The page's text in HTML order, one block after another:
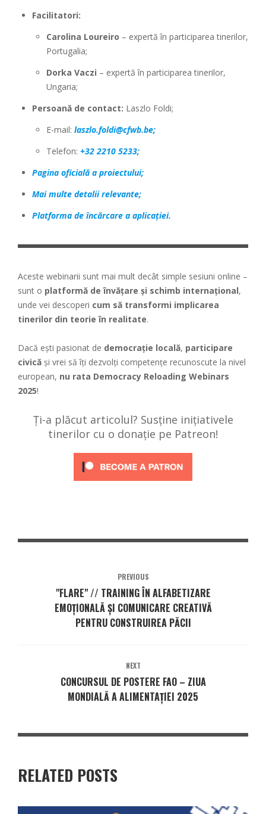
Facilitatori:
Carolina Loureiro – expertă în participarea tinerilor,
Portugalia;
Dorka Vaczi – expertă în participarea tinerilor,
Ungaria;
Persoană de contact: Laszlo Foldi;
E-mail: laszlo.foldi@cfwb.be;
Telefon: +32 2210 5233;
Pagina oficială a proiectului;
Mai multe detalii relevante;
Platforma de încărcare a aplicației.
Aceste webinarii sunt mai mult decât simple sesiuni online –
sunt o platformă de învățare și schimb internațional,
unde vei descoperi cum să transformi implicarea
tinerilor din teorie în realitate.
Dacă ești pasionat de democrație locală, participare
civică și vrei să îți dezvolți competențe recunoscute la nivel
european, nu rata Democracy Reloading Webinars
2025!
Ți-a plăcut articolul? Susține inițiativele
tinerilor cu o donație pe Patreon!
PREVIOUS
"FLARE" // TRAINING ÎN ALFABETIZARE
EMOȚIONALĂ ȘI COMUNICARE CREATIVĂ
PENTRU CONSTRUIREA PĂCII
NEXT
CONCURSUL DE POSTERE FAO – ZIUA
MONDIALĂ A ALIMENTAȚIEI 2025
RELATED POSTS